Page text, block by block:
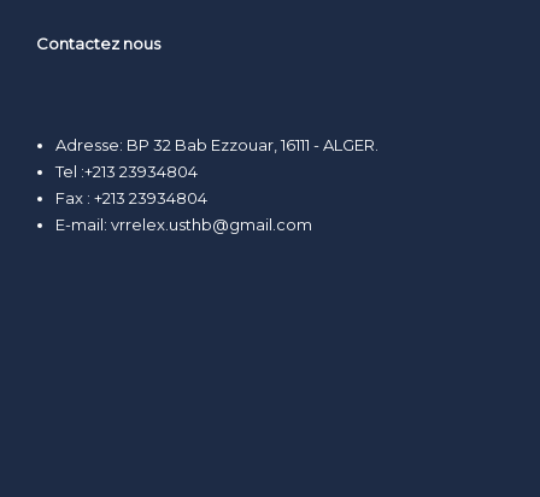
Contactez nous
Adresse: BP 32 Bab Ezzouar, 16111 - ALGER.
Tel :+213 23934804
Fax : +213 23934804
E-mail:vrrelex.usthb@gmail.com